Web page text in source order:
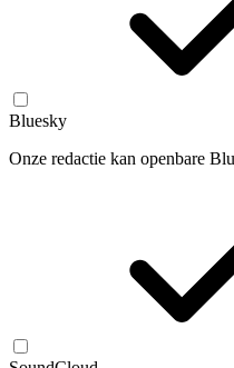
Bluesky
Onze redactie kan openbare